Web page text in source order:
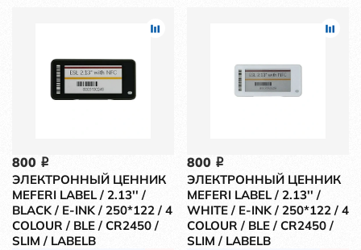
800 i
ЭЛЕКТРОННЫЙ ЦЕННИК
MEFERI LABEL / 2.13'' /
BLACK / E-INK / 250*122 / 4
COLOUR / BLE / CR2450 /
SLIM / LABELB
800 i
ЭЛЕКТРОННЫЙ ЦЕННИК
MEFERI LABEL / 2.13'' /
WHITE / E-INK / 250*122 / 4
COLOUR / BLE / CR2450 /
SLIM / LABELB